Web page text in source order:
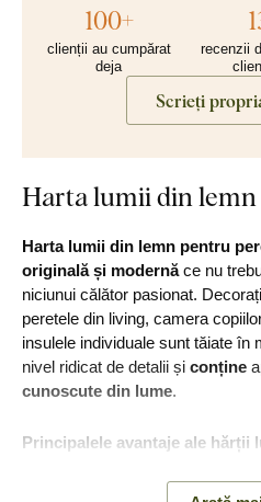
100+
clienții au cumpărat
deja
recenzii
Scrieți
Harta lumii din
Harta lumii din lemn pentru
originală și modernăce nu
niciunui călător pasionat.
peretele din living, camera
insulele individuale sunt tăiate în
nivel ridicat de detalii și conține
cunoscute din lume.
Principalele avantaje ale hărții